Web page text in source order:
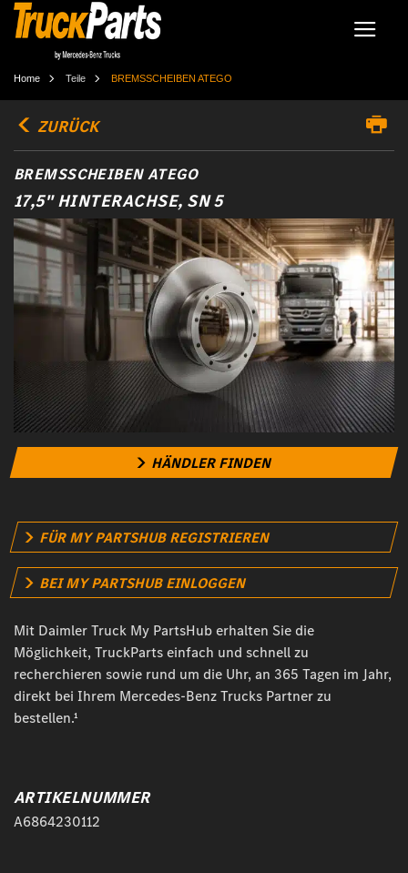
Home Teile BREMSSCHEIBEN ATEGO
ZURÜCK
BREMSSCHEIBEN ATEGO
17,5" HINTERACHSE, SN 5
HÄNDLER FINDEN
FÜR MY PARTSHUB REGISTRIEREN
BEI MY PARTSHUB EINLOGGEN
Mit Daimler Truck My PartsHub erhalten Sie die
Möglichkeit, TruckParts einfach und schnell zu
recherchieren sowie rund um die Uhr, an 365 Tagen im Jahr,
direkt bei Ihrem Mercedes-Benz Trucks Partner zu
bestellen.¹
ARTIKELNUMMER
A6864230112